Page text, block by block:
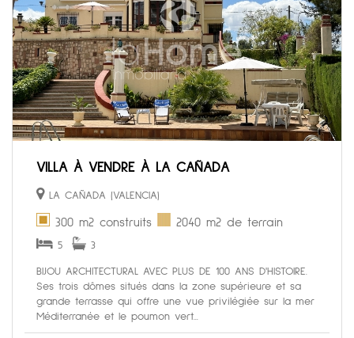
VILLA À VENDRE À LA CAÑADA
LA CAÑADA (VALENCIA)
300 m2 construits 2040 m2 de terrain
5 3
BIJOU ARCHITECTURAL AVEC PLUS DE 100 ANS D'HISTOIRE.
Ses trois dômes situés dans la zone supérieure et sa
grande terrasse qui offre une vue privilégiée sur la mer
Méditerranée et le poumon vert...